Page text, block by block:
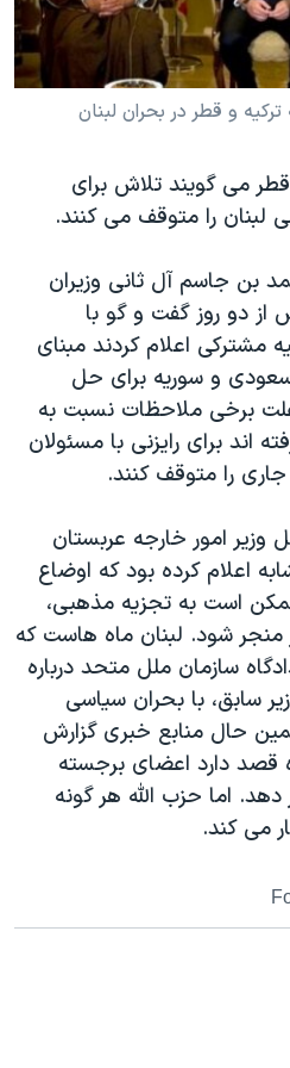
ایران
صلح
«سی‌پک»
و قطر در بحران لبنان
قطر می گویند تلاش برای
لبنان را متوقف می کنند.
بن جاسم آل ثانی وزیران
از دو روز گفت و گو با
مشترکی اعلام کردند مبنای
و سوریه برای حل
علت برخی ملاحظات نسبت به
اند برای رایزنی با مسئولان
را متوقف کنند.
وزیر امور خارجه عربستان
اعلام کرده بود که اوضاع
است به تجزیه مذهبی،
شود. لبنان ماه هاست که
سازمان ملل متحد درباره
سابق، با بحران سیاسی
حال منابع خبری گزارش
قصد دارد اعضای برجسته
دهد. اما حزب الله هر گونه
می کند.